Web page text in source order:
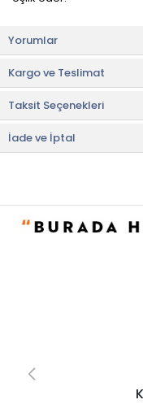
görünüme sahiptir ve
sergilemek için
Kullanım ve Bakım
• Bulaşık makinesinde
• Uzun ömürlü olması
• Not:Bu fiyat
Yorumlar
Kargo ve Teslimat
Taksit Seçenekleri
İade ve İptal